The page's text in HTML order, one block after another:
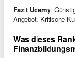
Fazit Udemy:
Angebot. Kritische
Was dieses